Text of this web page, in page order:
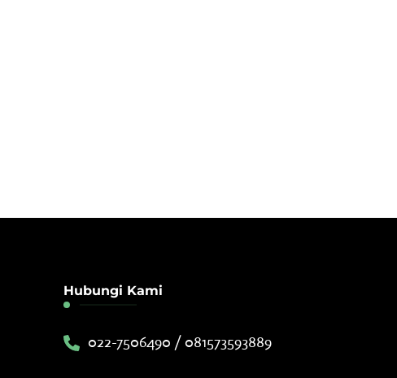
Hubungi Kami
022-7506490 / 081573593889